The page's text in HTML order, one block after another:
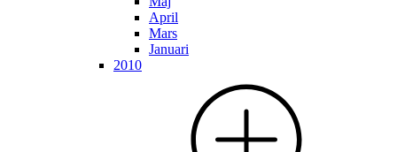
April
Mars
Januari
2010